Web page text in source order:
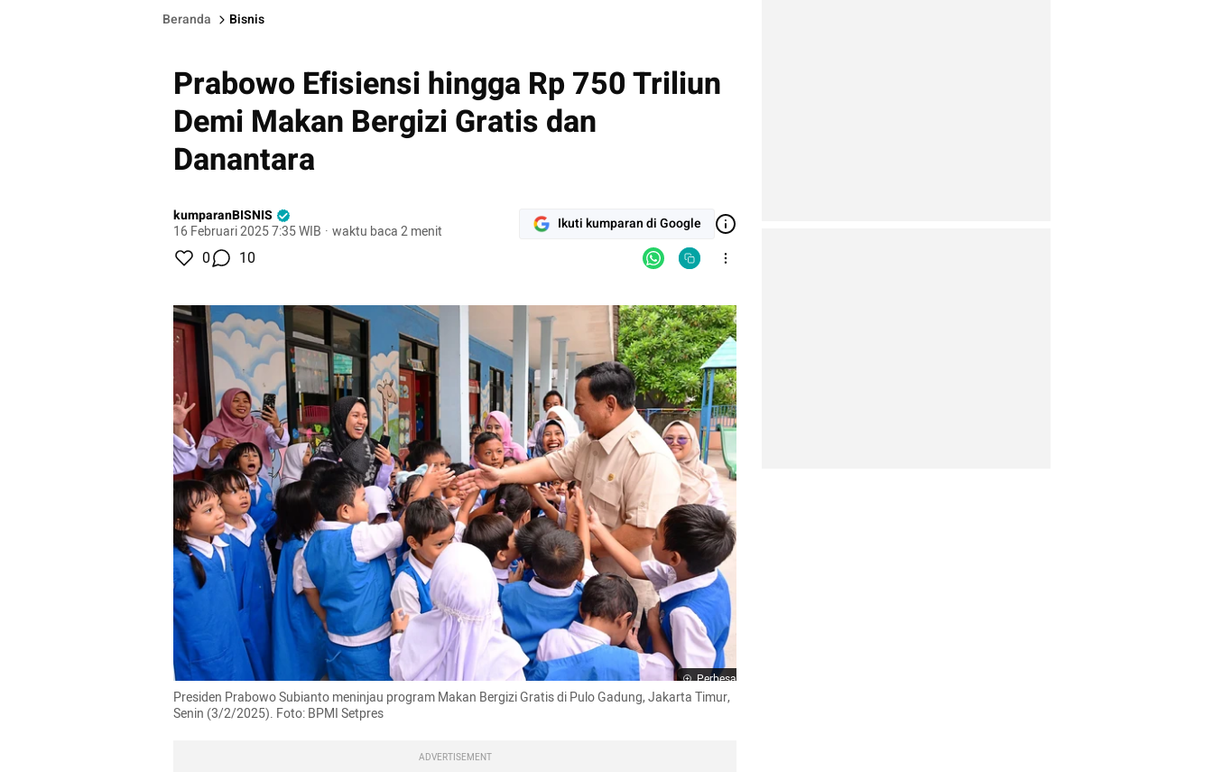
Beranda Bisnis
Prabowo Efisiensi hingga Rp 750 Triliun
Demi Makan Bergizi Gratis dan
Danantara
kumparanBISNIS
16 Februari 2025 7:35 WIB · waktu baca 2 menit Ikuti kumparan di Google
0 10
Perbesar
Presiden Prabowo Subianto meninjau program Makan Bergizi Gratis di Pulo Gadung, Jakarta Timur,
Senin (3/2/2025). Foto: BPMI Setpres
ADVERTISEMENT